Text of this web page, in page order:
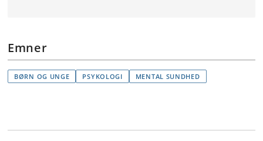
Emner
BØRN OG UNGE PSYKOLOGI MENTAL SUNDHED